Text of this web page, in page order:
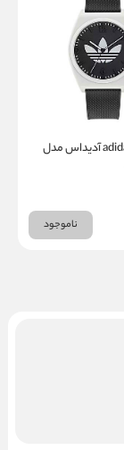
ساعت مچی adidas آدیداس مدل
ناموجود